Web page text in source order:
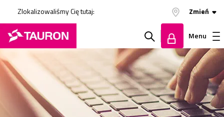
Zlokalizowaliśmy Cię tutaj: Zmień
Szukaj
w
serwisie
Zaloguj
się
Menu